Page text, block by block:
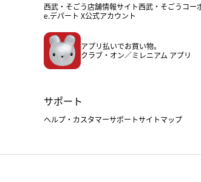
西武・そごう店舗情報サイト西武・そごうコー
e.デパート X公式アカウント
アプリ払いでお買い物。
クラブ・オン／ミレニアム アプリ
サポート
ヘルプ・カスタマーサポートサイトマップ